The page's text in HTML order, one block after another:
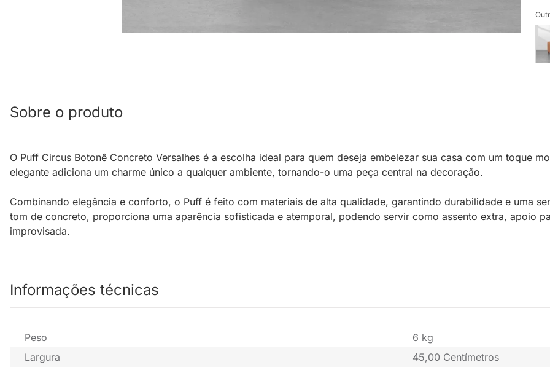
Sobre o produto
O Puff Circus Botonê Concreto Versalhes é a escolha ideal para quem deseja embelezar sua casa com um toque
elegante adiciona um charme único a qualquer ambiente, tornando-o uma peça central na decoração.
Combinando elegância e conforto, o Puff é feito com materiais de alta qualidade, garantindo durabilidade e uma
tom de concreto, proporciona uma aparência sofisticada e atemporal, podendo servir como assento extra, apoio
improvisada.
Informações técnicas
Peso
6 kg
Largura
45,00 Centímetros